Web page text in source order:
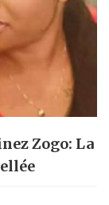
Zogo: La